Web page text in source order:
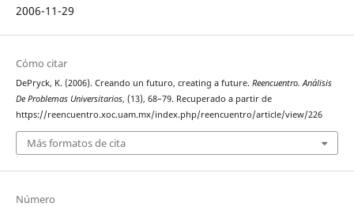
2006-11-29
Cómo citar
DePryck, K. (2006). Creando un futuro, creating a future. Reencuentro. Análisis
De Problemas Universitarios, (13), 68–79. Recuperado a partir de
https://reencuentro.xoc.uam.mx/index.php/reencuentro/article/view/226
Más formatos de cita
Número